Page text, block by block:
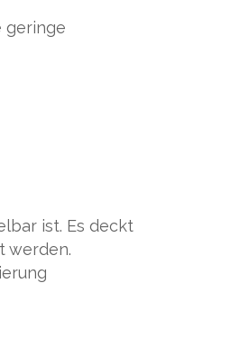
geringe
ist. Es deckt
werden.